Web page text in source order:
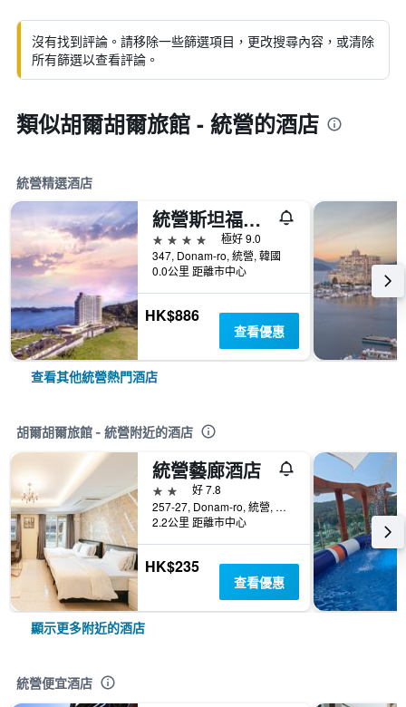
沒有找到評論。請移除一些篩選項目，更改搜尋內容，或清除
所有篩選以查看評論。
類似胡爾胡爾旅館 - 統營的酒店
統營精選酒店
統營斯坦福酒店
4星級
極好 9.0
347, Donam-ro, 統營, 韓國
0.0公里 距離市中心
HK$886
查看優惠
查看其他統營熱門酒店
胡爾胡爾旅館 - 統營附近的酒店
統營藝廊酒店
2星級
好 7.8
257-27, Donam-ro, 統營, 韓國
2.2公里 距離市中心
HK$235
查看優惠
顯示更多附近的酒店
統營便宜酒店